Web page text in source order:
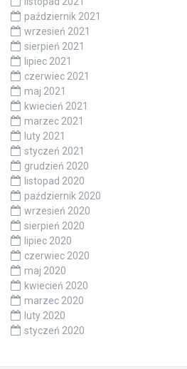
październik 2021
wrzesień 2021
sierpień 2021
lipiec 2021
czerwiec 2021
maj 2021
kwiecień 2021
marzec 2021
luty 2021
styczeń 2021
grudzień 2020
listopad 2020
październik 2020
wrzesień 2020
sierpień 2020
lipiec 2020
czerwiec 2020
maj 2020
kwiecień 2020
marzec 2020
luty 2020
styczeń 2020